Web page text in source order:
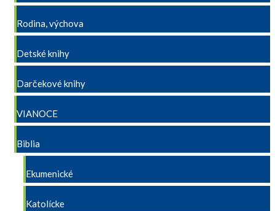
Rodina, výchova
Detské knihy
Darčekové knihy
VIANOCE
Biblia
Ekumenické
Katolícke